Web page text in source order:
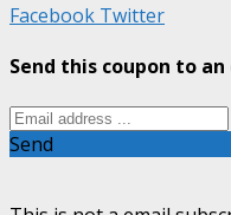
Facebook Twitter
Send this coupon to
Send